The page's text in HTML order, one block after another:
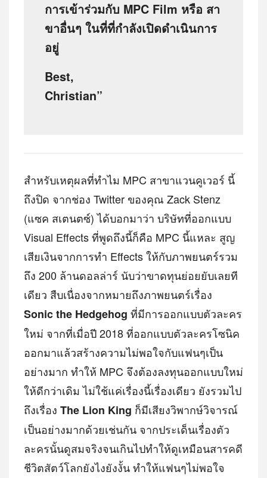
การเข้าร่วมกับ MPC Film หรือ สา
ขาอื่นๆ ในที่ที่กำลังเปิดดำเนินการ
อยู่
Best,
Christian”
สำหรับเหตุผลที่ทำไม MPC สาขาแวนคูเวอร์ นี้
ถึงปิด จากช่อง Twitter ของคุณ Zack Stenz
(แซค สเตนตซ์) ได้บอกมาว่า บริษัทที่ออกแบบ
Visual Effects ที่พูดถึงนี้ก็คือ MPC นี้แหละ สูญ
เสียเงินจากการทำ Effects ให้กับภาพยนตร์รวม
ถึง 200 ล้านดอลล่าร์ นับว่าขาดทุนย่อยยับเลยที
เดียว สืบเนื่องจากหมายถึงภาพยนตร์เรื่อง
Sonic the Hedgehog ที่มีการออกแบบตัวละคร
ใหม่ จากที่เมื่อปี 2018 ที่ออกแบบตัวละครโซนิค
ออกมาแล้วสร้างความไม่พอใจกับแฟนๆเป็น
อย่างมาก ทำให้ MPC จึงต้องลงทุนออกแบบใหม่
ให้ดีกว่าเดิม ไม่ใช้แค่เรื่องนี้เรื่องเดียว ยังรวมไป
ถึงเรื่อง The Lion King ก็มีเสียงวิพากษ์วิจารณ์
เป็นอย่างมากด้วยเช่นกัน จากประเด็นเรื่องตัว
ละครนั้นดูสมจริงจนเกินไปทำให้ดูเหมือนสารคดี
ชีวิตสัตว์โลกยังไงยังงั้น ทำให้แฟนๆไม่พอใจ